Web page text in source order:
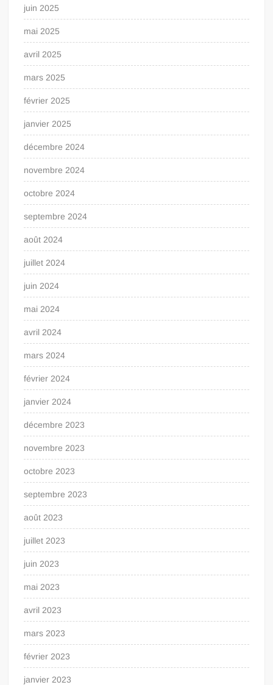
juin 2025
mai 2025
avril 2025
mars 2025
février 2025
janvier 2025
décembre 2024
novembre 2024
octobre 2024
septembre 2024
août 2024
juillet 2024
juin 2024
mai 2024
avril 2024
mars 2024
février 2024
janvier 2024
décembre 2023
novembre 2023
octobre 2023
septembre 2023
août 2023
juillet 2023
juin 2023
mai 2023
avril 2023
mars 2023
février 2023
janvier 2023